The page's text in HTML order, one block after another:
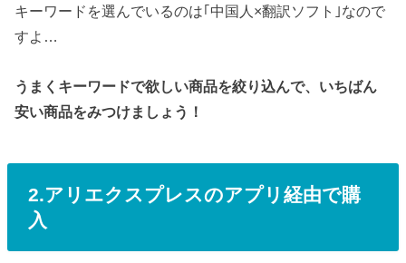
キーワードを選んでいるのは｢中国人×翻訳ソフト｣なので
すよ…
うまくキーワードで欲しい商品を絞り込んで、いちばん
安い商品をみつけましょう！
2.アリエクスプレスのアプリ経由で購
入